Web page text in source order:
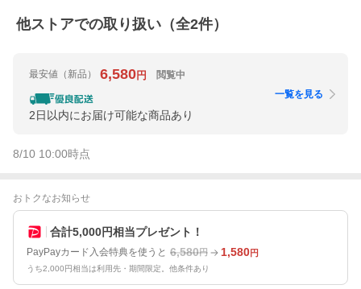
他ストアでの取り扱い（全2件）
最安値 （新品） 6,580円 閲覧中
2日以内にお届け可能な商品あり
一覧を見る
8/10 10:00時点
おトクなお知らせ
合計5,000円相当プレゼント！
PayPayカード入会特典を使うと 6,580円 1,580円
うち2,000円相当は利用先・期間限定。他条件あり